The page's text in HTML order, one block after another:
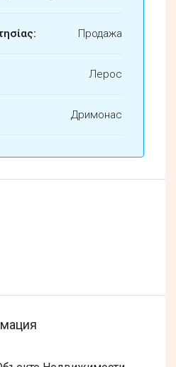
Продажа
Лерос
Дримонас